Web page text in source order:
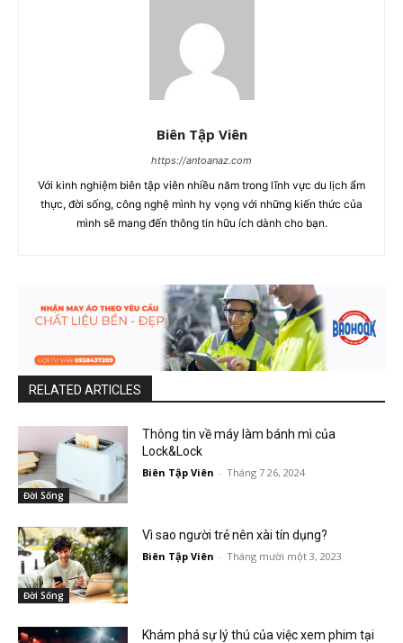
Biên Tập Viên
https://antoanaz.com
Với kinh nghiệm biên tập viên nhiều năm trong lĩnh vực du lịch ẩm
thực, đời sống, công nghệ mình hy vọng với những kiến thức của
mình sẽ mang đến thông tin hữu ích dành cho bạn.
RELATED ARTICLES
Đời Sống
Thông tin về máy làm bánh mì của
Lock&Lock
Biên Tập Viên - Tháng 7 26, 2024
Đời Sống
Vì sao người trẻ nên xài tín dụng?
Biên Tập Viên - Tháng mười một 3, 2023
Khám phá sự lý thú của việc xem phim tại